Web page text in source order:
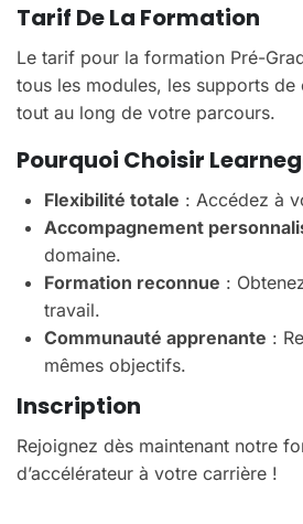
Tarif De La Formation
Le tarif pour la formation Pré-
tous les modules, les supports
tout au long de votre parcours.
Pourquoi Choisir
Flexibilité totale : Accédez à
Accompagnement
domaine.
Formation reconnue :
travail.
Communauté apprenante :
mêmes objectifs.
Inscription
Rejoignez dès maintenant notre
d’accélérateur à votre carrière !